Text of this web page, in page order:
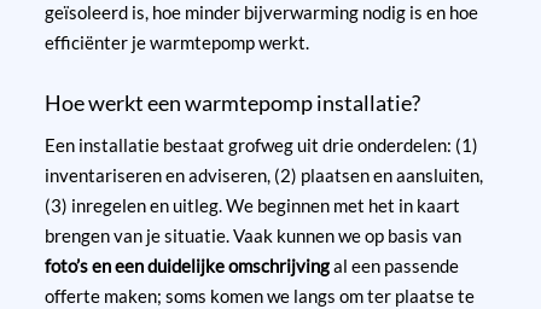
geïsoleerd is, hoe minder bijverwarming nodig is en hoe
efficiënter je warmtepomp werkt.
Hoe werkt een warmtepomp installatie?
Een installatie bestaat grofweg uit drie onderdelen: (1)
inventariseren en adviseren, (2) plaatsen en aansluiten,
(3) inregelen en uitleg. We beginnen met het in kaart
brengen van je situatie. Vaak kunnen we op basis van
foto’s en een duidelijke omschrijvingal een passende
offerte maken; soms komen we langs om ter plaatse te